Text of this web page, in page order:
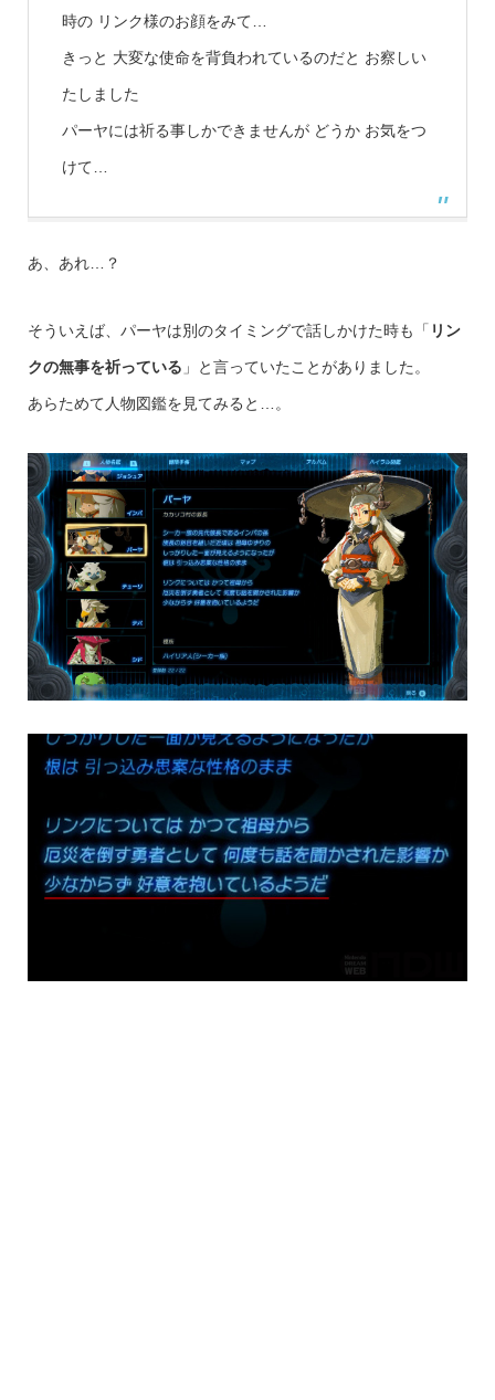
時の リンク様のお顔をみて…
きっと 大変な使命を背負われているのだと お察しい
たしました
パーヤには祈る事しかできませんが どうか お気をつ
けて…
あ、あれ…？
そういえば、パーヤは別のタイミングで話しかけた時も「 リン
クの無事を祈っている 」と言っていたことがありました。
あらためて人物図鑑を見てみると…。